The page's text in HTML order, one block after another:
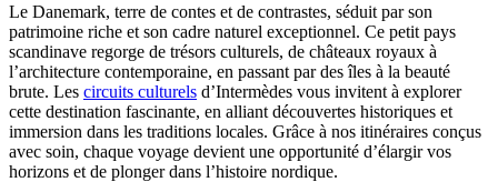
Le Danemark, terre de contes et de contrastes, séduit par son
patrimoine riche et son cadre naturel exceptionnel. Ce petit pays
scandinave regorge de trésors culturels, de châteaux royaux à
l’architecture contemporaine, en passant par des îles à la beauté
brute. Les circuits culturels d’Intermèdes vous invitent à explorer
cette destination fascinante, en alliant découvertes historiques et
immersion dans les traditions locales. Grâce à nos itinéraires conçus
avec soin, chaque voyage devient une opportunité d’élargir vos
horizons et de plonger dans l’histoire nordique.